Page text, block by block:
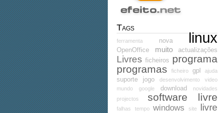
Tags
ferramenta nova linux
OpenOffice muito actualizações
Livres ficheiros programa
programas
ficheiro gpl ajuda
suporte jogo desenvolvimento
video
mundo
google download
novidades
projectos
software livre
falhas tempo windows site livre